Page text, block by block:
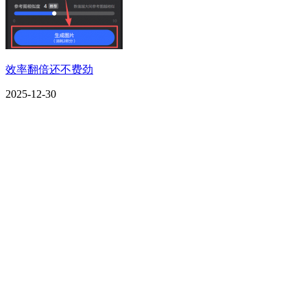
效率翻倍还不费劲
2025-12-30